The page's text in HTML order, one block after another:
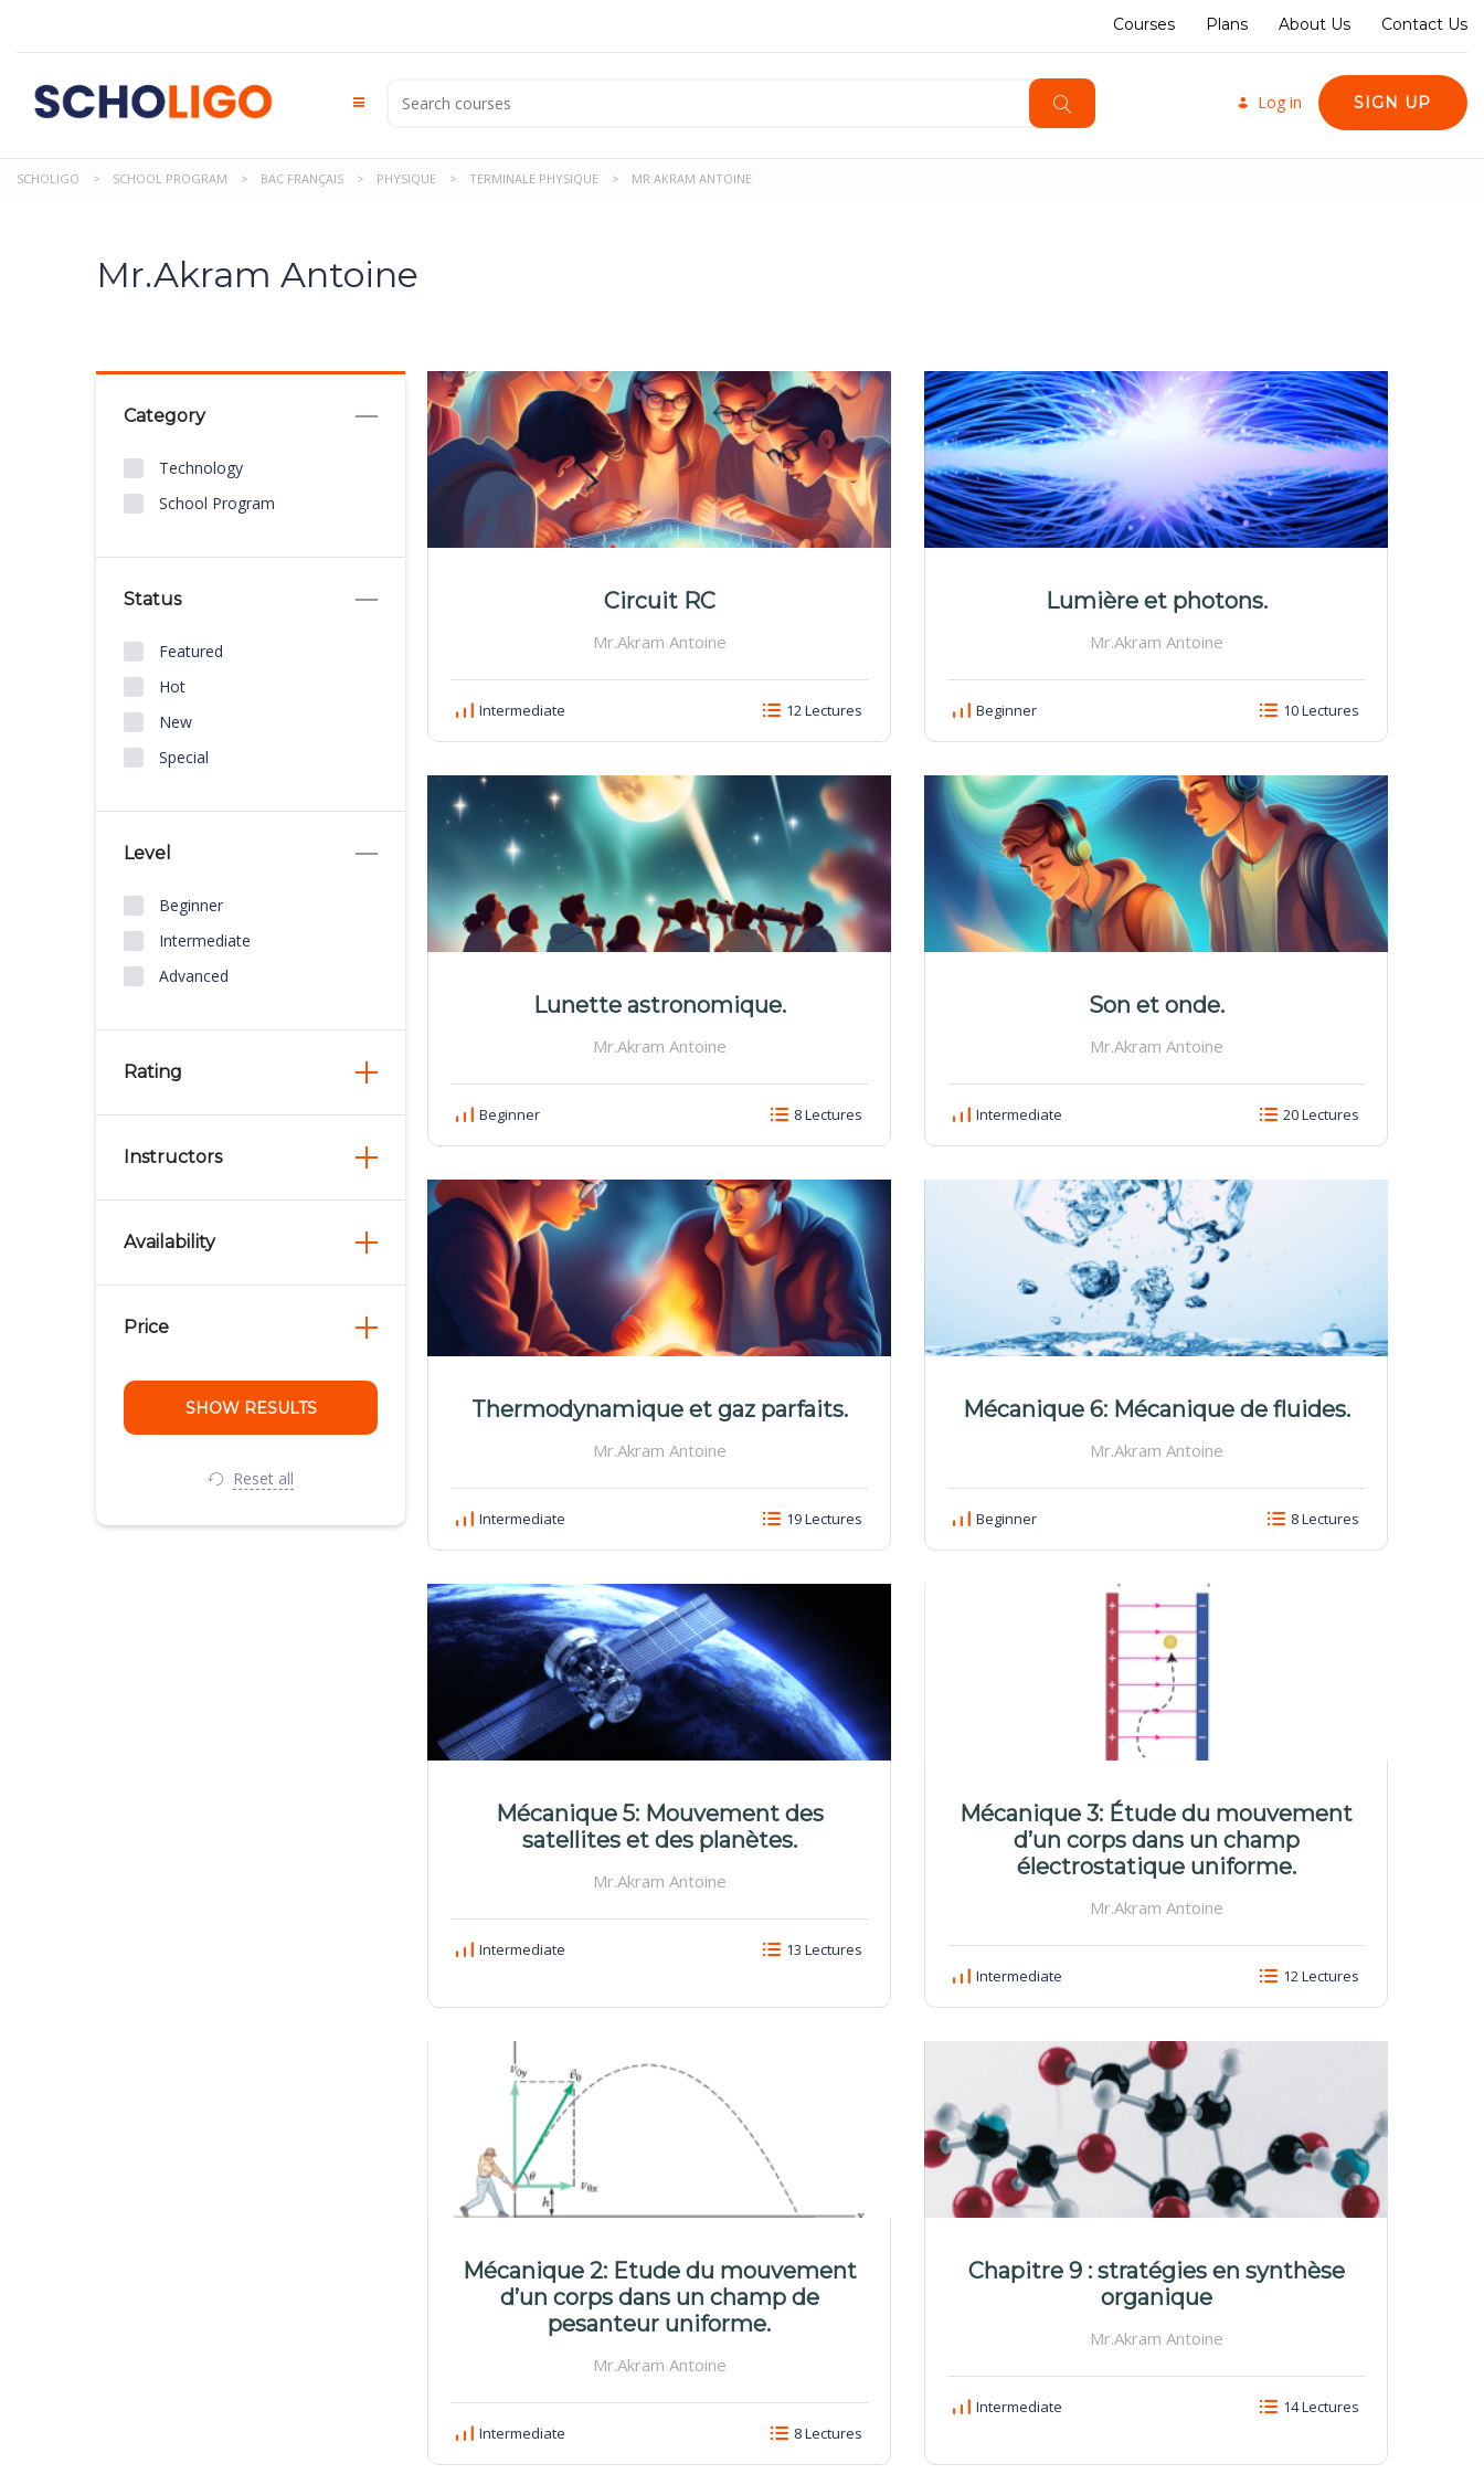
Courses Plans About Us Contact Us
School Program
Log in SIGN UP
SCHOLIGO > SCHOOL PROGRAM > BAC FRANÇAIS > PHYSIQUE > TERMINALE PHYSIQUE > MR.AKRAM ANTOINE
Mr.Akram Antoine
Category
Technology
School Program
Status
Featured
Hot
New
Special
Level
Beginner
Intermediate
Advanced
Rating
Instructors
Availability
Price
Reset all
Circuit RC
Mr.Akram Antoine
Intermediate 12 Lectures
Lumière et photons.
Mr.Akram Antoine
Beginner 10 Lectures
Lunette astronomique.
Mr.Akram Antoine
Beginner 8 Lectures
Son et onde.
Mr.Akram Antoine
Intermediate 20 Lectures
Thermodynamique et gaz parfaits.
Mr.Akram Antoine
Intermediate 19 Lectures
Mécanique 6: Mécanique de fluides.
Mr.Akram Antoine
Beginner 8 Lectures
Mécanique 5: Mouvement des
satellites et des planètes.
Mr.Akram Antoine
Intermediate 13 Lectures
Mécanique 3: Étude du mouvement
d’un corps dans un champ
électrostatique uniforme.
Mr.Akram Antoine
Intermediate 12 Lectures
Mécanique 2: Etude du mouvement
d’un corps dans un champ de
pesanteur uniforme.
Mr.Akram Antoine
Intermediate 8 Lectures
Chapitre 9 : stratégies en synthèse
organique
Mr.Akram Antoine
Intermediate 14 Lectures